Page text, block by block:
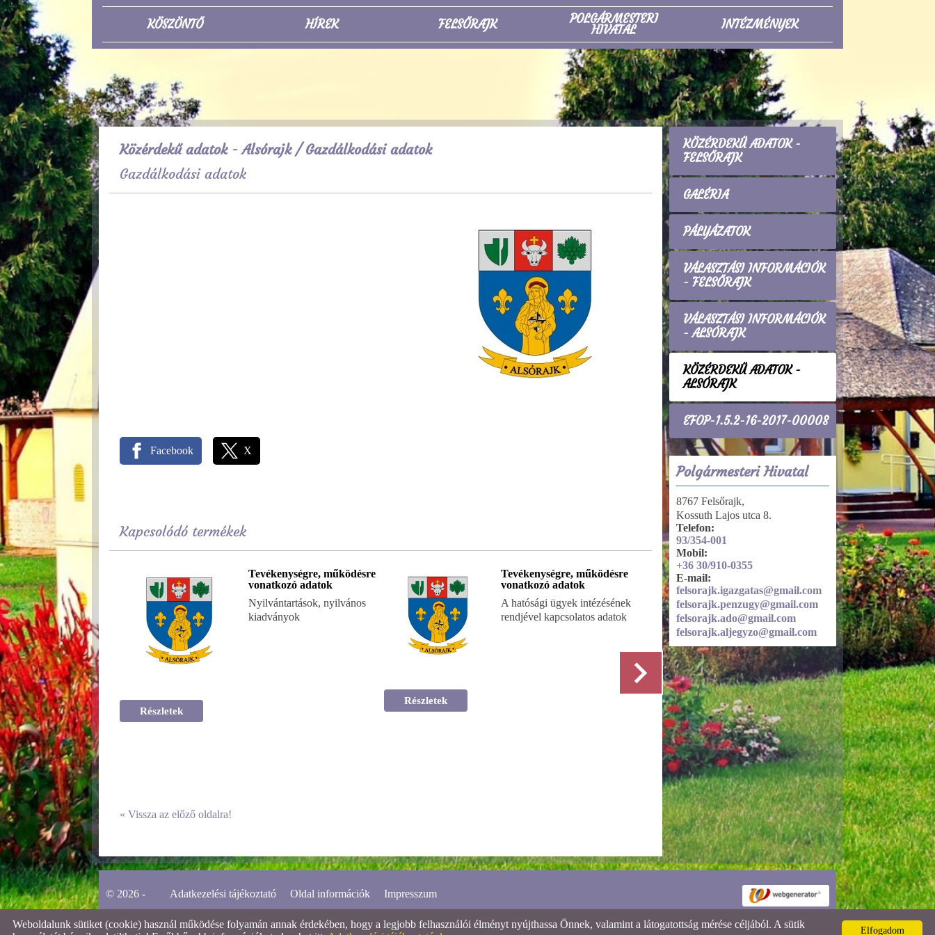
KÖSZÖNTŐ HÍREK FELSŐRAJK POLGÁRMESTERI
HIVATAL INTÉZMÉNYEK
Közérdekű adatok - Alsórajk/ Gazdálkodási adatok
Gazdálkodási adatok
Facebook X
Kapcsolódó termékek
Tevékenységre, működésre
vonatkozó adatok
Nyilvántartások, nyilvános
kiadványok
Részletek
Tevékenységre, működésre
vonatkozó adatok
A hatósági ügyek intézésének
rendjével kapcsolatos adatok
Részletek
Tevékenységre, működésre
vonatkozó adatok
Közszolgáltatások
Részletek
« Vissza az előző oldalra!
KÖZÉRDEKŰ ADATOK -
FELSŐRAJK
GALÉRIA
PÁLYÁZATOK
VÁLASZTÁSI INFORMÁCIÓK
- FELSŐRAJK
VÁLASZTÁSI INFORMÁCIÓK
- ALSÓRAJK
KÖZÉRDEKŰ ADATOK -
ALSÓRAJK
EFOP-1.5.2-16-2017-00008
Polgármesteri Hivatal
8767 Felsőrajk,
Kossuth Lajos utca 8.
Telefon:
93/354-001
Mobil:
+36 30/910-0355
E-mail:
felsorajk.igazgatas@gmail.com
felsorajk.penzugy@gmail.com
felsorajk.ado@gmail.com
felsorajk.aljegyzo@gmail.com
© 2026 - Adatkezelési tájékoztató Oldal információk Impresszum
Elfogadom
Weboldalunk sütiket (cookie) használ működése folyamán annak érdekében, hogy a legjobb felhasználói élményt nyújthassa Önnek, valamint a látogatottság mérése céljából. A sütik